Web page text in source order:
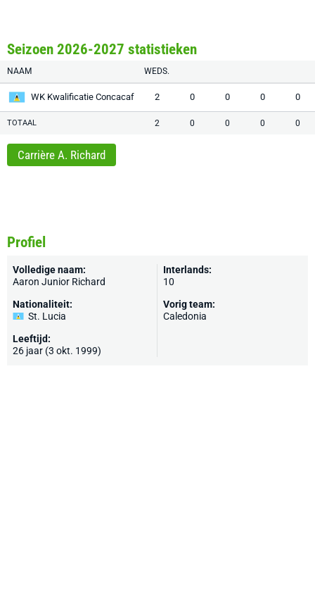
Seizoen 2026-2027 statistieken
NAAM WEDS.
WK Kwalificatie Concacaf 2 0 0 0 0
TOTAAL 2 0 0 0 0
Carrière A. Richard
Profiel
Volledige naam:
Aaron Junior Richard
Nationaliteit:
St. Lucia
Leeftijd:
26 jaar (3 okt. 1999)
Interlands:
10
Vorig team:
Caledonia